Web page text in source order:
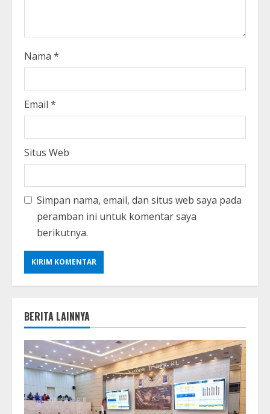
Nama *
Email *
Situs Web
Simpan nama, email, dan situs web saya pada
peramban ini untuk komentar saya
berikutnya.
BERITA LAINNYA